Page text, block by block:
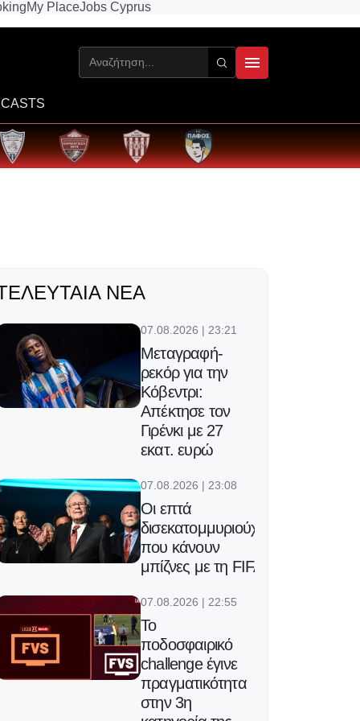
My PlaceJobs Cyprus
ΝΈΑ
07.08.2026 | 23:21
Μεταγραφή-
ρεκόρ για την
Κόβεντρι:
Απέκτησε τον
Γιρένκι με 27
εκατ. ευρώ
07.08.2026 | 23:08
Οι επτά
δισεκατομμυριούχοι
που κάνουν
μπίζνες με τη FIFA
07.08.2026 | 22:55
Το
ποδοσφαιρικό
challenge έγινε
πραγματικότητα
στην 3η